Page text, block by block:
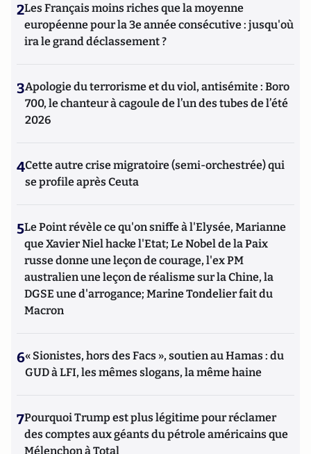
2Les Français moins riches que la moyenne
européenne pour la 3e année consécutive : jusqu'où
ira le grand déclassement ?
3Apologie du terrorisme et du viol, antisémite : Boro
700, le chanteur à cagoule de l’un des tubes de l’été
2026
4Cette autre crise migratoire (semi-orchestrée) qui
se profile après Ceuta
5Le Point révèle ce qu'on sniffe à l'Elysée, Marianne
que Xavier Niel hacke l'Etat; Le Nobel de la Paix
russe donne une leçon de courage, l'ex PM
australien une leçon de réalisme sur la Chine, la
DGSE une d'arrogance; Marine Tondelier fait du
Macron
6« Sionistes, hors des Facs », soutien au Hamas : du
GUD à LFI, les mêmes slogans, la même haine
7Pourquoi Trump est plus légitime pour réclamer
des comptes aux géants du pétrole américains que
Mélenchon à Total